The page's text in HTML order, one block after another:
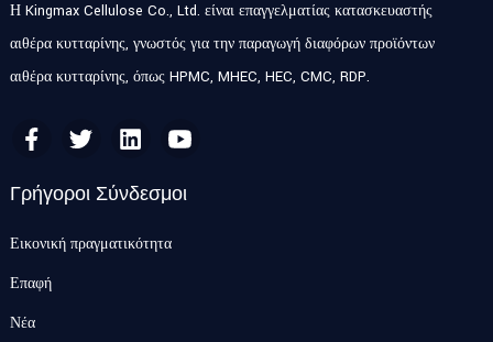
Η Kingmax Cellulose Co., Ltd. είναι επαγγελματίας κατασκευαστής
αιθέρα κυτταρίνης, γνωστός για την παραγωγή διαφόρων προϊόντων
αιθέρα κυτταρίνης, όπως HPMC, MHEC, HEC, CMC, RDP.
Γρήγοροι Σύνδεσμοι
Εικονική πραγματικότητα
Επαφή
Νέα